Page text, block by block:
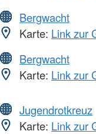
Bergwacht
Karte: Link zur
Bergwacht
Karte: Link zur
Jugendrotkreuz
Karte: Link zur